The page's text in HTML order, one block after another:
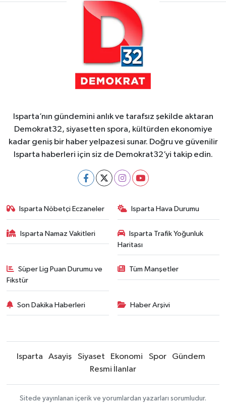
Isparta’nın gündemini anlık ve tarafsız şekilde aktaran
Demokrat32, siyasetten spora, kültürden ekonomiye
kadar geniş bir haber yelpazesi sunar. Doğru ve güvenilir
Isparta haberleri için siz de Demokrat32’yi takip edin.
Isparta Nöbetçi Eczaneler Isparta Hava Durumu
Isparta Namaz Vakitleri
Isparta Trafik Yoğunluk
Haritası
Süper Lig Puan Durumu ve
Fikstür
Tüm Manşetler
Son Dakika Haberleri Haber Arşivi
Isparta Asayiş Siyaset Ekonomi Spor
Gündem
Resmi İlanlar
Sitede yayınlanan içerik ve yorumlardan yazarları sorumludur.